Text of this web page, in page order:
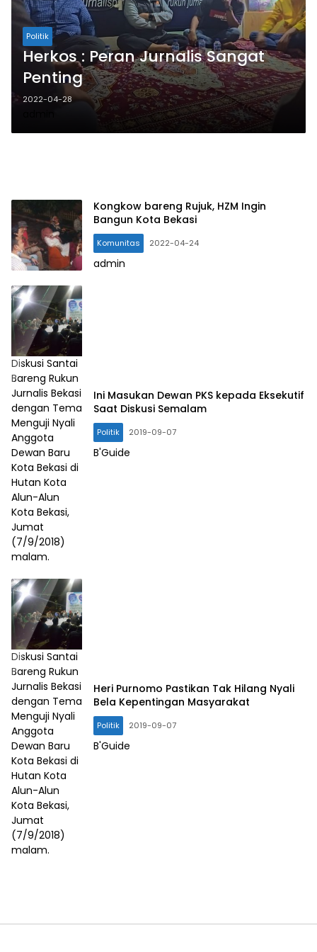
Politik
Herkos : Peran Jurnalis Sangat
Penting
2022-04-28
Kongkow bareng Rujuk, HZM Ingin
Bangun Kota Bekasi
Komunitas 2022-04-24
admin
Diskusi Santai
Bareng Rukun
Jurnalis Bekasi
dengan Tema
Menguji Nyali
Anggota
Dewan Baru
Kota Bekasi di
Hutan Kota
Alun-Alun
Kota Bekasi,
Jumat
(7/9/2018)
malam.
Ini Masukan Dewan PKS kepada Eksekutif
Saat Diskusi Semalam
Politik 2019-09-07
B'Guide
Diskusi Santai
Bareng Rukun
Jurnalis Bekasi
dengan Tema
Menguji Nyali
Anggota
Dewan Baru
Kota Bekasi di
Hutan Kota
Alun-Alun
Kota Bekasi,
Jumat
(7/9/2018)
malam.
Heri Purnomo Pastikan Tak Hilang Nyali
Bela Kepentingan Masyarakat
Politik 2019-09-07
B'Guide